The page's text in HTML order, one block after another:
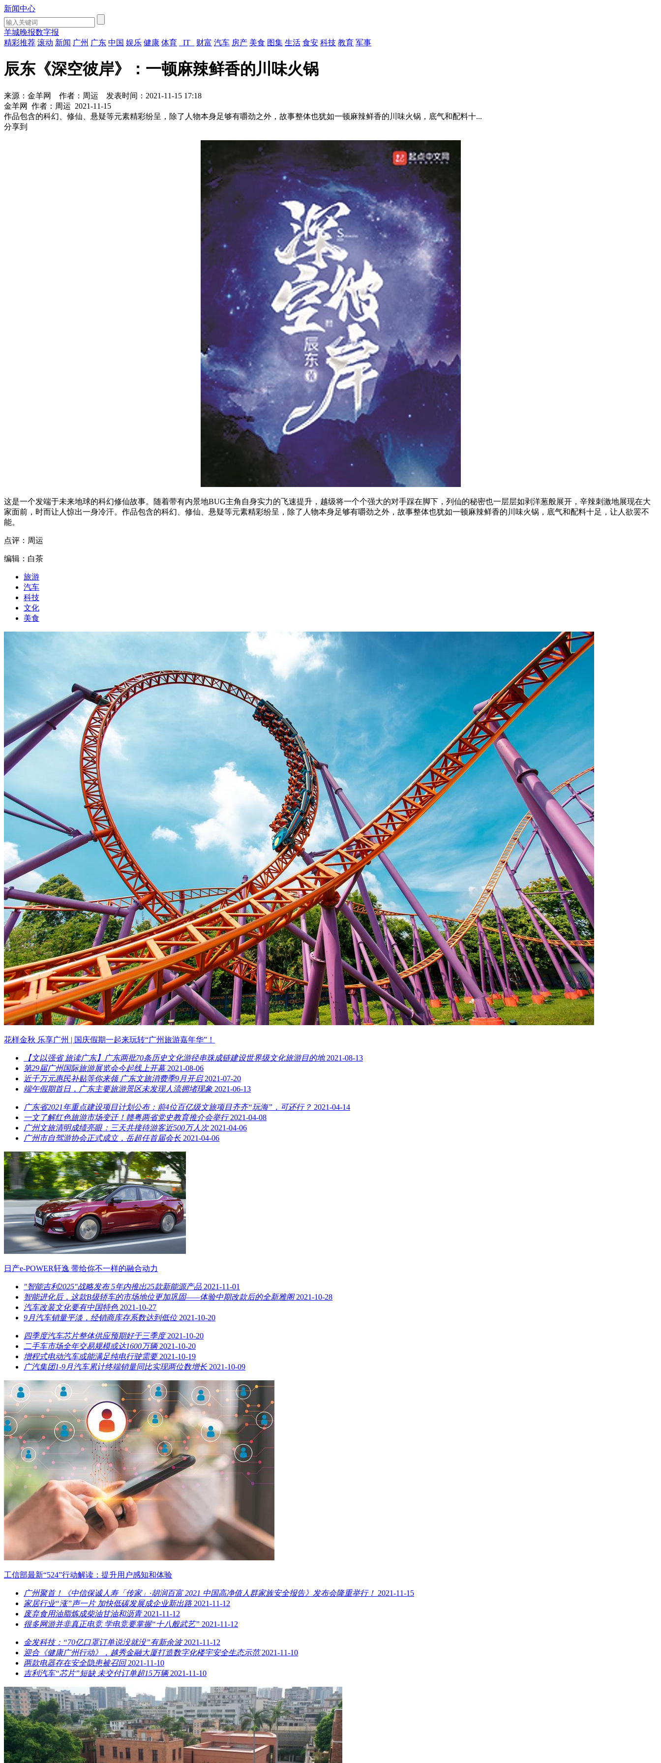
新闻中心
羊城晚报数字报
精彩推荐 滚动 新闻 广州 广东 中国 娱乐 健康 体育 IT 财富 汽车 房产 美食 图集 生活 食安 科技 教育 军事
辰东《深空彼岸》：一顿麻辣鲜香的川味火锅
来源：金羊网 作者：周运
发表时间：2021-11-15 17:18
金羊网
作者：周运 2021-11-15
作品包含的科幻、修仙、悬疑等元素精彩纷呈，除了人物本身足够有嚼劲之外，故事整体也犹如一顿麻辣鲜香的川味火锅，底气和配料十...
分享到
这是一个发端于未来地球的科幻修仙故事。随着带有内景地BUG主角自身实力的飞速提升，越级将一个个强大的对手踩在脚下，列仙的秘密也一层层如剥洋葱般展开，辛辣刺激地展现在大
家面前，时而让人惊出一身冷汗。作品包含的科幻、修仙、悬疑等元素精彩纷呈，除了人物本身足够有嚼劲之外，故事整体也犹如一顿麻辣鲜香的川味火锅，底气和配料十足，让人欲罢不
能。
点评：周运
编辑：白茶
旅游
汽车
科技
文化
美食
花样金秋 乐享广州 | 国庆假期一起来玩转“广州旅游嘉年华”！
【文以强省 旅读广东】广东两批70条历史文化游径串珠成链建设世界级文化旅游目的地 2021-08-13
第29届广州国际旅游展览会今起线上开幕 2021-08-06
近千万元惠民补贴等你来领 广东文旅消费季9月开启 2021-07-20
端午假期首日，广东主要旅游景区未发现人流拥堵现象 2021-06-13
广东省2021年重点建设项目计划公布：前4位百亿级文旅项目齐齐“玩海”，可还行？ 2021-04-14
一文了解红色旅游市场变迁！赣粤两省党史教育推介会举行 2021-04-08
广州文旅清明成绩亮眼：三天共接待游客近500万人次 2021-04-06
广州市自驾游协会正式成立，岳超任首届会长 2021-04-06
日产e-POWER轩逸 带给你不一样的融合动力
"智能吉利2025"战略发布 5年内推出25款新能源产品 2021-11-01
智能进化后，这款B级轿车的市场地位更加巩固——体验中期改款后的全新雅阁 2021-10-28
汽车改装文化要有中国特色 2021-10-27
9月汽车销量平淡，经销商库存系数达到低位 2021-10-20
四季度汽车芯片整体供应预期好于三季度 2021-10-20
二手车市场全年交易规模或达1600万辆 2021-10-20
增程式电动汽车或能满足纯电行驶需要 2021-10-19
广汽集团1-9月汽车累计终端销量同比实现两位数增长 2021-10-09
工信部最新“524”行动解读：提升用户感知和体验
广州聚首！《中信保诚人寿「传家」·胡润百富 2021 中国高净值人群家族安全报告》发布会隆重举行！ 2021-11-15
家居行业“涨”声一片 加快低碳发展成企业新出路 2021-11-12
废弃食用油脂炼成柴油甘油和沥青 2021-11-12
很多网游并非真正电竞 学电竞要掌握“十八般武艺” 2021-11-12
金发科技：“70亿口罩订单说没就没”有新余波 2021-11-12
迎合《健康广州行动》，越秀金融大厦打造数字化楼宇安全生态示范 2021-11-10
两款电器存在安全隐患被召回 2021-11-10
吉利汽车“芯片”短缺 未交付订单超15万辆 2021-11-10